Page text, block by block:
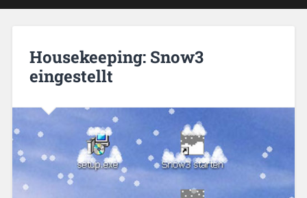
Housekeeping: Snow3
eingestellt